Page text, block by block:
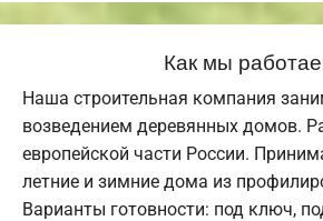
Как мы
Наша строительная компания
возведением деревянных домов.
европейской части России.
летние и зимние дома из
Варианты готовности: под ключ,